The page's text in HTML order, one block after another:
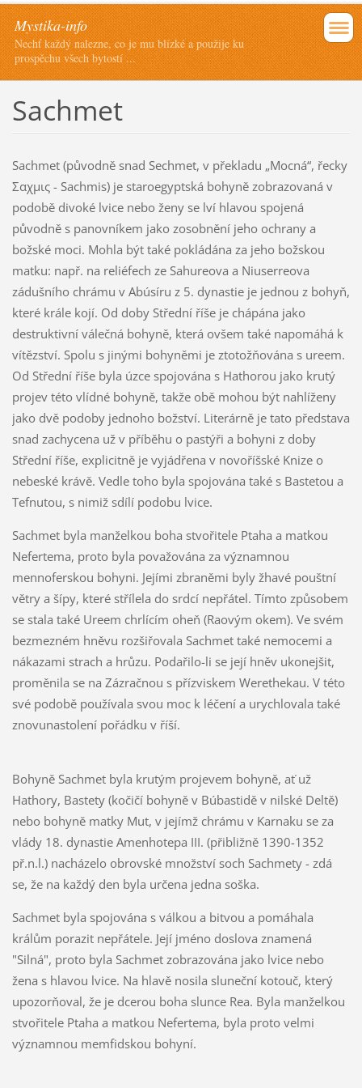
Mystika-info
Nechť každý nalezne, co je mu blízké a použije ku
prospěchu všech bytostí ...
Sachmet
Sachmet (původně snad Sechmet, v překladu „Mocná“, řecky
Σαχμις - Sachmis) je staroegyptská bohyně zobrazovaná v
podobě divoké lvice nebo ženy se lví hlavou spojená
původně s panovníkem jako zosobnění jeho ochrany a
božské moci. Mohla být také pokládána za jeho božskou
matku: např. na reliéfech ze Sahureova a Niuserreova
zádušního chrámu v Abúsíru z 5. dynastie je jednou z bohyň,
které krále kojí. Od doby Střední říše je chápána jako
destruktivní válečná bohyně, která ovšem také napomáhá k
vítězství. Spolu s jinými bohyněmi je ztotožňována s ureem.
Od Střední říše byla úzce spojována s Hathorou jako krutý
projev této vlídné bohyně, takže obě mohou být nahlíženy
jako dvě podoby jednoho božství. Literárně je tato představa
snad zachycena už v příběhu o pastýři a bohyni z doby
Střední říše, explicitně je vyjádřena v novoříšské Knize o
nebeské krávě. Vedle toho byla spojována také s Bastetou a
Tefnutou, s nimiž sdílí podobu lvice.
Sachmet byla manželkou boha stvořitele Ptaha a matkou
Nefertema, proto byla považována za významnou
mennoferskou bohyni. Jejími zbraněmi byly žhavé pouštní
větry a šípy, které střílela do srdcí nepřátel. Tímto způsobem
se stala také Ureem chrlícím oheň (Raovým okem). Ve svém
bezmezném hněvu rozšiřovala Sachmet také nemocemi a
nákazami strach a hrůzu. Podařilo-li se její hněv ukonejšit,
proměnila se na Zázračnou s přízviskem Werethekau. V této
své podobě používala svou moc k léčení a urychlovala také
znovunastolení pořádku v říší.
Bohyně Sachmet byla krutým projevem bohyně, ať už
Hathory, Bastety (kočičí bohyně v Búbastidě v nilské Deltě)
nebo bohyně matky Mut, v jejímž chrámu v Karnaku se za
vlády 18. dynastie Amenhotepa III. (přibližně 1390-1352
př.n.l.) nacházelo obrovské množství soch Sachmety - zdá
se, že na každý den byla určena jedna soška.
Sachmet byla spojována s válkou a bitvou a pomáhala
králům porazit nepřátele. Její jméno doslova znamená
"Silná", proto byla Sachmet zobrazována jako lvice nebo
žena s hlavou lvice. Na hlavě nosila sluneční kotouč, který
upozorňoval, že je dcerou boha slunce Rea. Byla manželkou
stvořitele Ptaha a matkou Nefertema, byla proto velmi
významnou memfidskou bohyní.